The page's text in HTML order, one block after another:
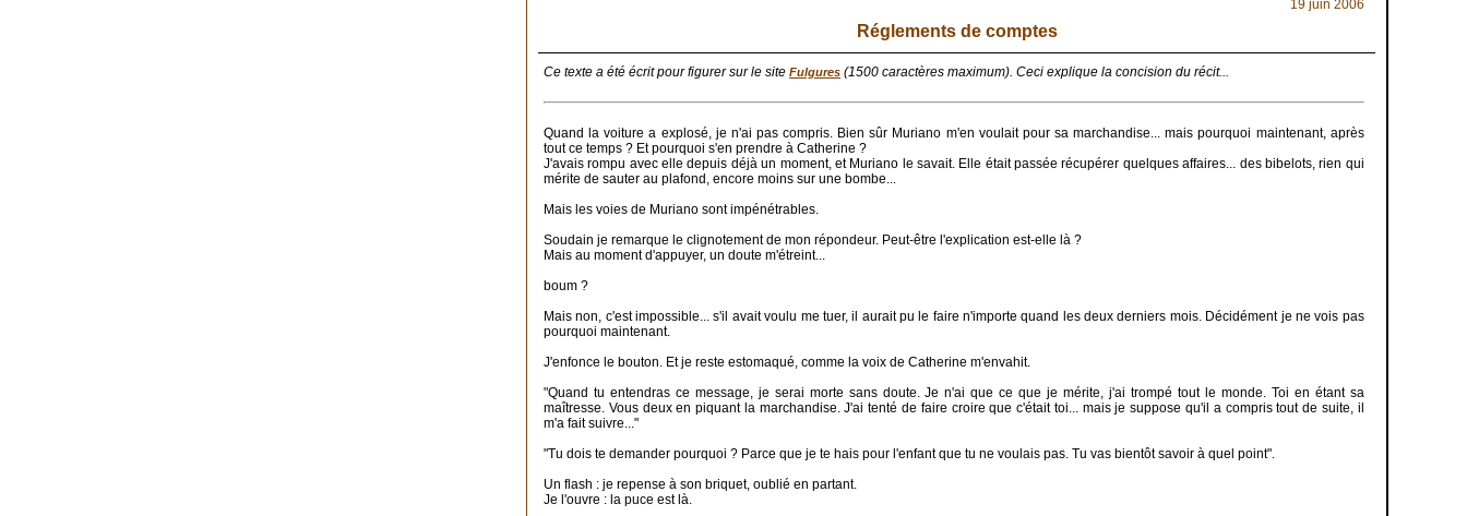
19 juin 2006
Réglements de comptes
Ce texte a été écrit pour figurer sur le site Fulgures (1500 caractères maximum). Ceci explique la concision du récit...
Quand la voiture a explosé, je n'ai pas compris. Bien sûr Muriano m'en voulait pour sa marchandise... mais pourquoi maintenant, après
tout ce temps ? Et pourquoi s'en prendre à Catherine ?
J'avais rompu avec elle depuis déjà un moment, et Muriano le savait. Elle était passée récupérer quelques affaires... des bibelots, rien qui
mérite de sauter au plafond, encore moins sur une bombe...
Mais les voies de Muriano sont impénétrables.
Soudain je remarque le clignotement de mon répondeur. Peut-être l'explication est-elle là ?
Mais au moment d'appuyer, un doute m'étreint...
boum ?
Mais non, c'est impossible... s'il avait voulu me tuer, il aurait pu le faire n'importe quand les deux derniers mois. Décidément je ne vois pas
pourquoi maintenant.
J'enfonce le bouton. Et je reste estomaqué, comme la voix de Catherine m'envahit.
"Quand tu entendras ce message, je serai morte sans doute. Je n'ai que ce que je mérite, j'ai trompé tout le monde. Toi en étant sa
maîtresse. Vous deux en piquant la marchandise. J'ai tenté de faire croire que c'était toi... mais je suppose qu'il a compris tout de suite, il
m'a fait suivre..."
"Tu dois te demander pourquoi ? Parce que je te hais pour l'enfant que tu ne voulais pas. Tu vas bientôt savoir à quel point".
Un flash : je repense à son briquet, oublié en partant.
Je l'ouvre : la puce est là.